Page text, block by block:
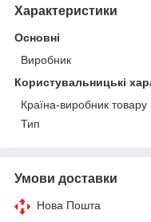
Характеристики
Основні
Виробник
Користувальницькі
Країна-виробник товару
Тип
Умови доставки
Нова Пошта